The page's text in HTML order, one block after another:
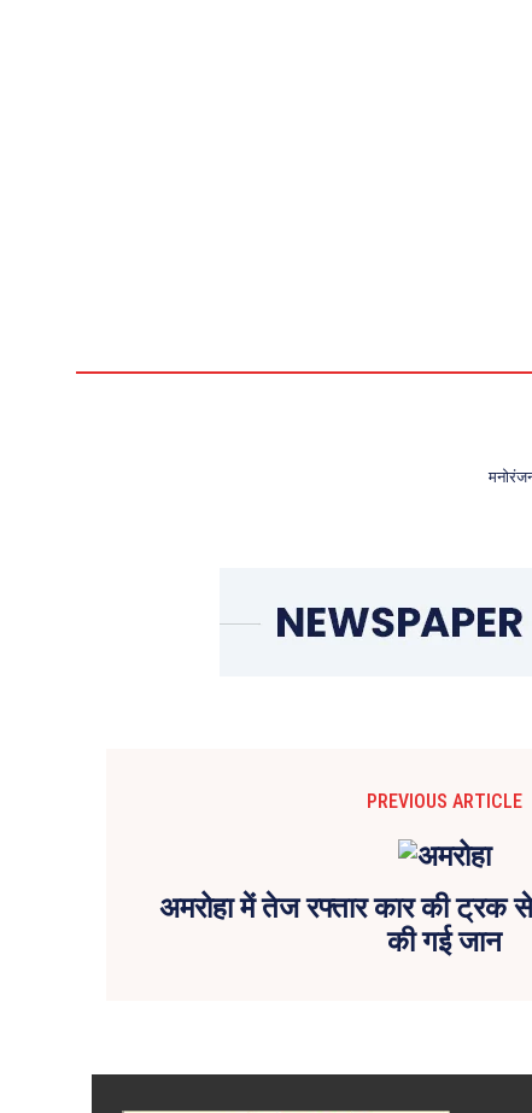
PREVIOUS ARTICLE
अमरोहा में तेज रफ्तार कार की ट्रक
की गई जान